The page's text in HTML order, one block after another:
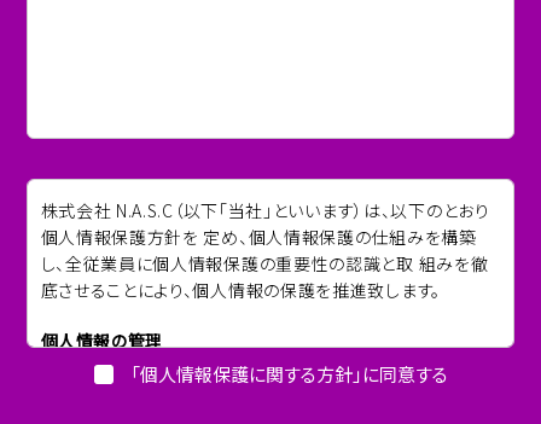
株式会社 N.A.S.C（以下「当社」といいます）は、以下のとおり
個人情報保護方針を 定め、個人情報保護の仕組みを構築
し、全従業員に個人情報保護の重要性の認識と取 組みを徹
底させることにより、個人情報の保護を推進致します。
個人情報の管理
当社は、お客さまの個人情報を正確かつ最新の状態に保ち、
「個人情報保護に関する方針」に同意する